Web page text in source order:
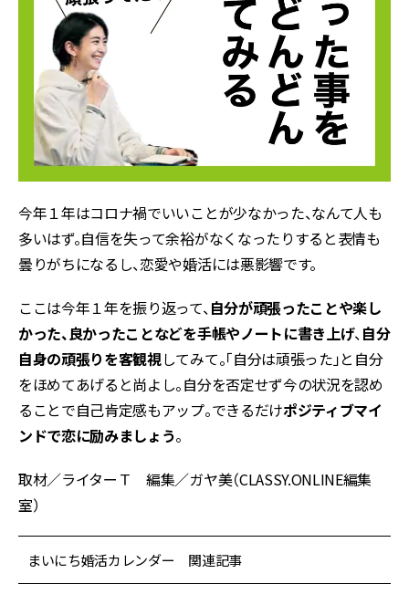
今年１年はコロナ禍でいいことが少なかった、なんて人も
多いはず。自信を失って余裕がなくなったりすると表情も
曇りがちになるし、恋愛や婚活には悪影響です。
ここは今年１年を振り返って、自分が頑張ったことや楽し
かった、良かったことなどを手帳やノートに書き上げ、自分
自身の頑張りを客観視してみて。「自分は頑張った」と自分
をほめてあげると尚よし。自分を否定せず今の状況を認め
ることで自己肯定感もアップ。できるだけポジティブマイ
ンドで恋に励みましょう。
取材／ライターＴ 編集／ガヤ美（CLASSY.ONLINE編集
室）
まいにち婚活カレンダー 関連記事